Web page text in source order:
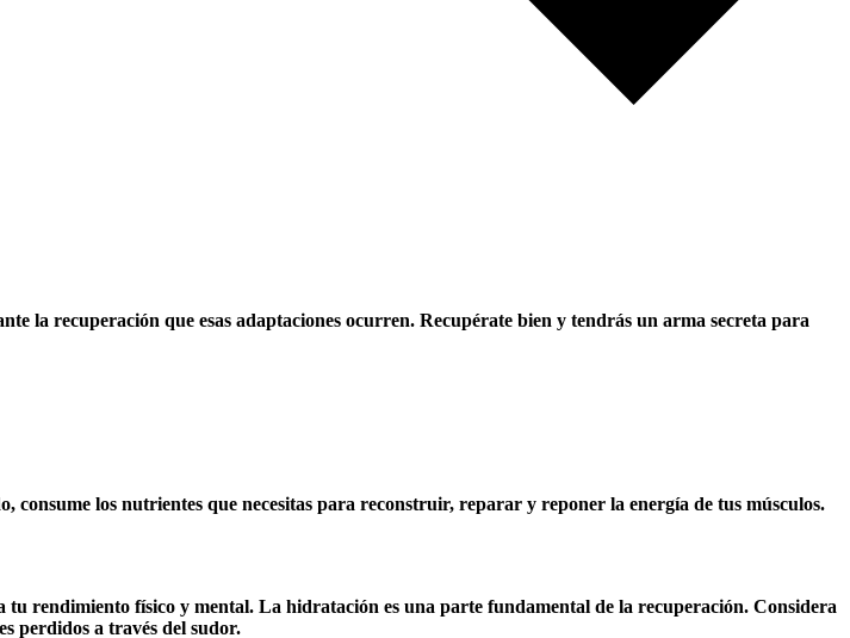
la recuperación que esas adaptaciones ocurren. Recupérate bien y tendrás un arma secreta para
los nutrientes que necesitas para reconstruir, reparar y reponer la energía de tus músculos.
tu rendimiento físico y mental. La hidratación es una parte fundamental de la recuperación. Considera
perdidos a través del sudor.